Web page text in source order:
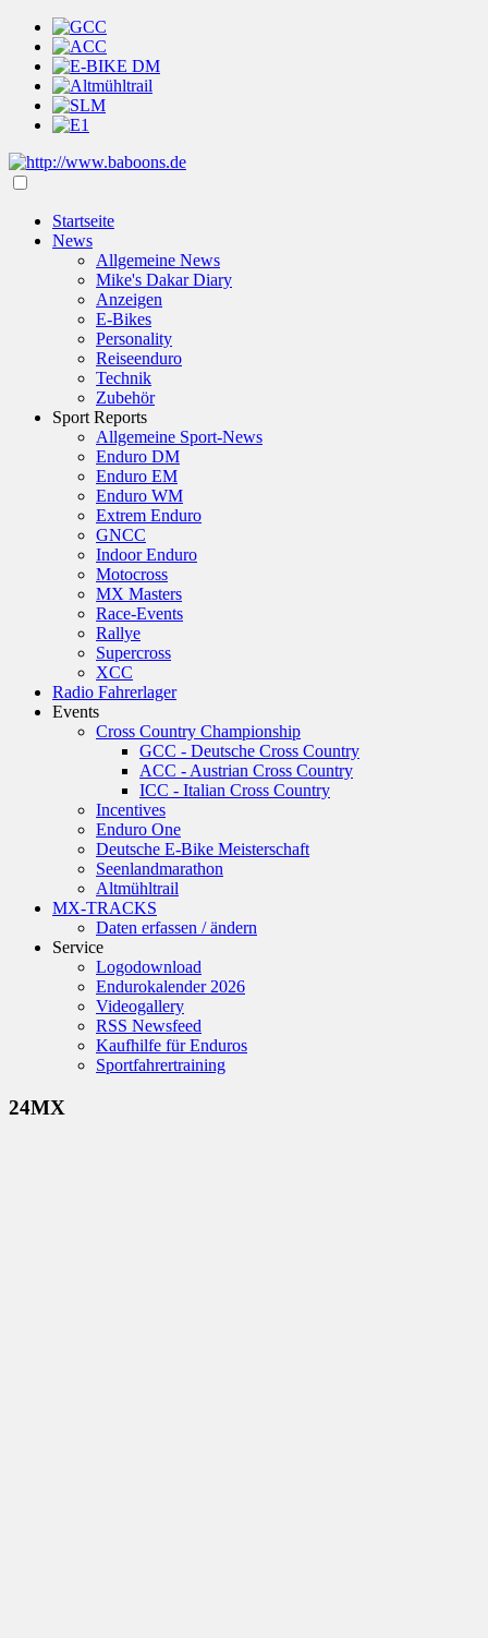
Startseite
News
Allgemeine News
Mike's Dakar Diary
Anzeigen
E-Bikes
Personality
Reiseenduro
Technik
Zubehör
Sport Reports
Allgemeine Sport-News
Enduro DM
Enduro EM
Enduro WM
Extrem Enduro
GNCC
Indoor Enduro
Motocross
MX Masters
Race-Events
Rallye
Supercross
XCC
Radio Fahrerlager
Events
Cross Country Championship
GCC - Deutsche Cross Country
ACC - Austrian Cross Country
ICC - Italian Cross Country
Incentives
Enduro One
Deutsche E-Bike Meisterschaft
Seenlandmarathon
Altmühltrail
MX-TRACKS
Daten erfassen / ändern
Service
Logodownload
Endurokalender 2026
Videogallery
RSS Newsfeed
Kaufhilfe für Enduros
Sportfahrertraining
24MX